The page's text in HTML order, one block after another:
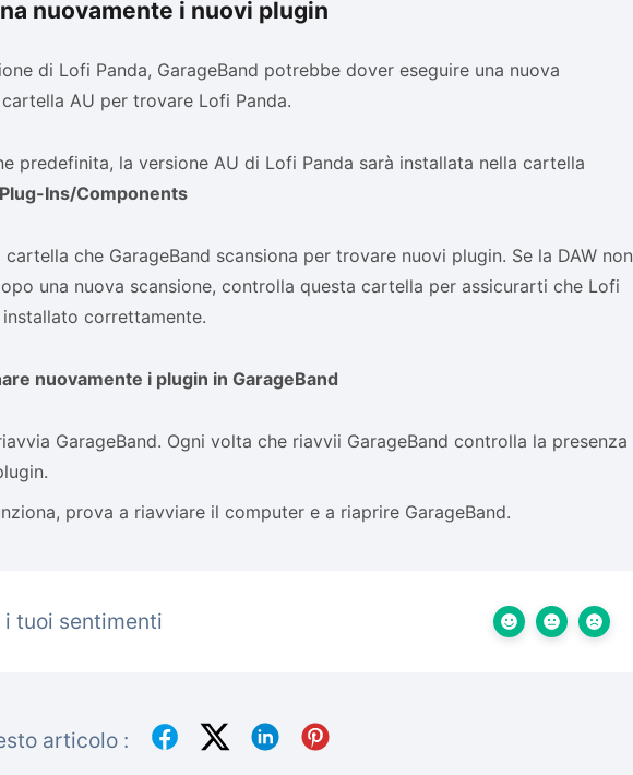
nuovamente i nuovi plugin
di Lofi Panda, GarageBand potrebbe dover eseguire una nuova
AU per trovare Lofi Panda.
predefinita, la versione AU di Lofi Panda sarà installata nella cartella
Ins/Components
cartella che GarageBand scansiona per trovare nuovi plugin. Se la DAW non
una nuova scansione, controlla questa cartella per assicurarti che Lofi
correttamente.
nuovamente i plugin in GarageBand
GarageBand. Ogni volta che riavvii GarageBand controlla la presenza
prova a riavviare il computer e a riaprire GarageBand.
i tuoi sentimenti
articolo :